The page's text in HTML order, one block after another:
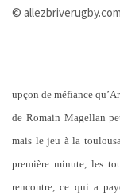
© allezbriverugby.com
upçon de méfiance
de Romain Magellan
mais le jeu à la
première minute, les
rencontre, ce qui a